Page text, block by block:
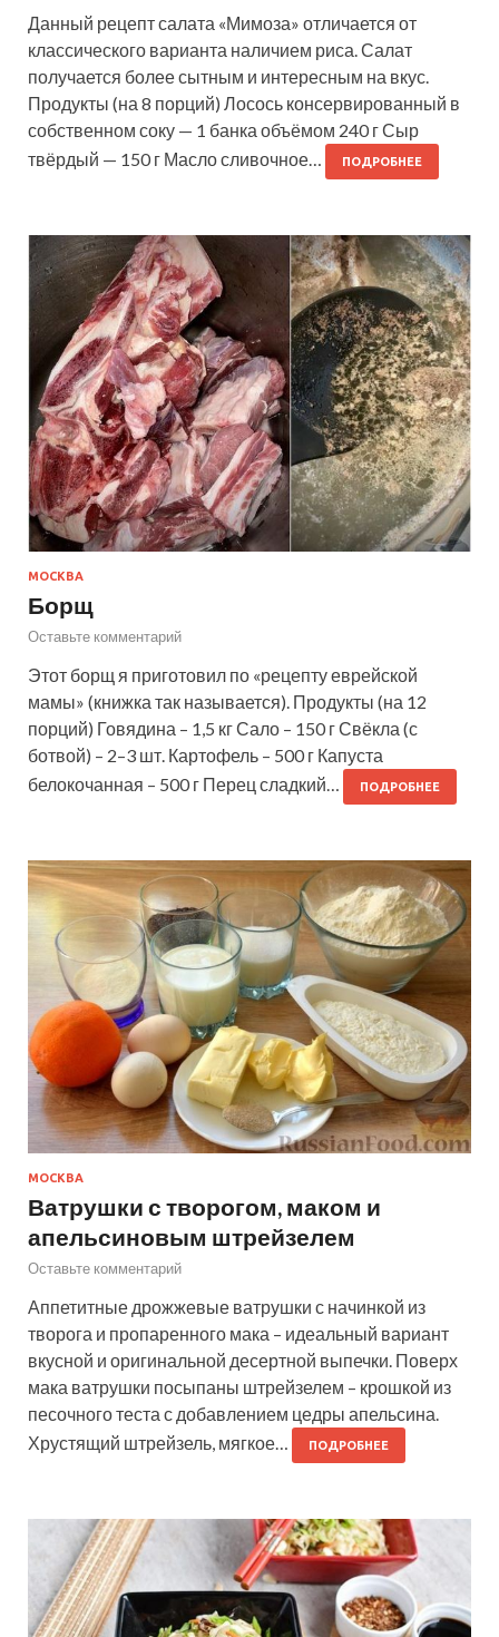
Данный рецепт салата «Мимоза» отличается от
классического варианта наличием риса. Салат
получается более сытным и интересным на вкус.
Продукты (на 8 порций) Лосось консервированный в
собственном соку — 1 банка объёмом 240 г Сыр
твёрдый — 150 г Масло сливочное…
ПОДРОБНЕЕ
МОСКВА
Борщ
Оставьте комментарий
Этот борщ я приготовил по «рецепту еврейской
мамы» (книжка так называется). Продукты (на 12
порций) Говядина – 1,5 кг Сало – 150 г Свёкла (с
ботвой) – 2–3 шт. Картофель – 500 г Капуста
белокочанная – 500 г Перец сладкий…
ПОДРОБНЕЕ
МОСКВА
Ватрушки с творогом, маком и
апельсиновым штрейзелем
Оставьте комментарий
Аппетитные дрожжевые ватрушки с начинкой из
творога и пропаренного мака – идеальный вариант
вкусной и оригинальной десертной выпечки. Поверх
мака ватрушки посыпаны штрейзелем – крошкой из
песочного теста с добавлением цедры апельсина.
Хрустящий штрейзель, мягкое…
ПОДРОБНЕЕ